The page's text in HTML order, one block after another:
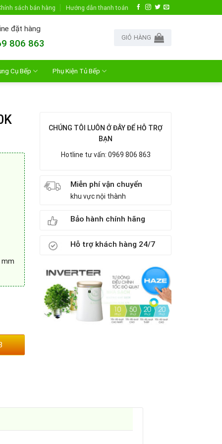
sách bán hàng Hướng dẫn thanh toán
đặt hàng
806 863
GIỎ HÀNG
Cụ Bếp Phụ Kiện Tủ Bếp
mm
CHÚNG TÔI LUÔN Ở ĐÂY ĐỂ HỖ TRỢ
BẠN
Hotline tư vấn: 0969 806 863
Miễn phí vận chuyển
khu vực nội thành
Bảo hành chính hãng
Hỗ trợ khách hàng 24/7